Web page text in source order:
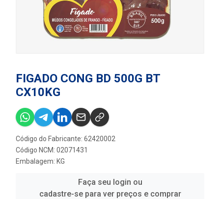
FIGADO CONG BD 500G BT
CX10KG
Código do Fabricante: 62420002
Código NCM: 02071431
Embalagem: KG
Faça seu login ou
cadastre-se para ver preços e comprar